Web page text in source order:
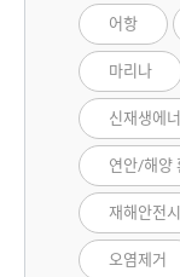
어항
마리나
신재생에
연안/해양
재해안전
오염제거